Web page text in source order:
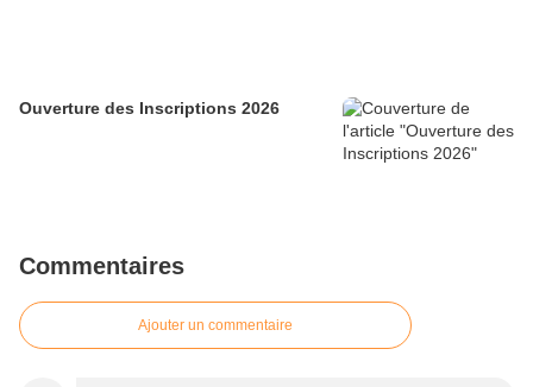
Ouverture des Inscriptions 2026
Commentaires
Ajouter un commentaire